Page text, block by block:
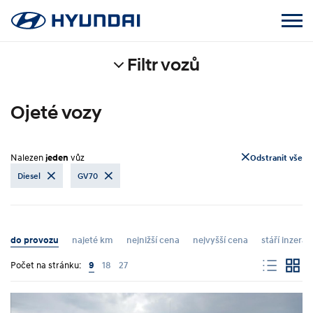
Filtr vozů
Ojeté vozy
Nalezenjeden vůz
Diesel GV70
Odstranit vše
do provozu najeté km nejnižší cena nejvyšší cena stáří
Počet na stránku: 9 18 27